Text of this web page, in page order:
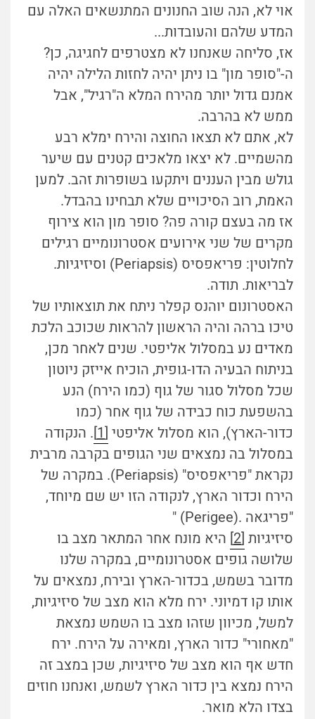
אוי לא, הנה שוב החנונים המתנשאים האלה עם
המדע שלהם והעובדות...
אז, סליחה שאנחנו לא מצטרפים לחגיגה, כן?
ה-"סופר מון" בו ניתן יהיה לחזות הלילה יהיה
אמנם גדול יותר מהירח המלא ה"רגיל", אבל
ממש לא בהרבה.
לא, אתם לא תצאו החוצה והירח ימלא רבע
מהשמיים. לא יצאו מלאכים קטנים עם שיער
גולש מבין העננים ויתקעו בשופרות זהב. למען
האמת, רוב הסיכויים שלא תבחינו בהבדל.
אז מה בעצם קורה פה? סופר מון הוא צירוף
מקרים של שני אירועים אסטרונומיים רגילים
לחלוטין: פריאפסיס (Periapsis) וסיזיגיות.
לבריאות. תודה.
האסטרונום יוהנס קפלר ניתח את תוצאותיו של
טיכו ברהה והיה הראשון להראות שכוכב הלכת
מאדים נע במסלול אליפטי. שנים לאחר מכן,
בניתוח הבעיה הדו-גופית, הוכיח אייזק ניוטון
שכל מסלול סגור של גוף (כמו הירח) הנע
בהשפעת כוח כבידה של גוף אחר (כמו
כדור-הארץ), הוא מסלול אליפטי [1] . הנקודה
במסלול בה נמצאים שני הגופים בקרבה מרבית
נקראת "פריאפסיס" (Periapsis). במקרה של
הירח וכדור הארץ, לנקודה הזו יש שם מיוחד,
"פריגאה .(Perigee) "
סיזיגיות [2]
היא מונח אחר המתאר מצב בו
שלושה גופים אסטרונומיים, במקרה שלנו
מדובר בשמש, בכדור-הארץ ובירח, נמצאים על
אותו קו דמיוני. ירח מלא הוא מצב של סיזיגיות,
למשל, מכיוון שזהו מצב בו השמש נמצאת
"מאחורי" כדור הארץ, ומאירה על הירח. ירח
חדש אף הוא מצב של סיזיגיות, שכן במצב זה
הירח נמצא בין כדור הארץ לשמש, ואנחנו חוזים
בצדו הלא מואר.